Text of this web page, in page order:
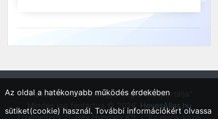
"Heves, Heves vármegyei régió állásportálja"
Minden jog fentartva © 2026. HevesAllas.hu
Üzemeltető: IT-Nav Hungary Kft. | "Az elsők közé
Az oldal a hatékonyabb működés érdekében
sütiket(cookie) használ. További információkért olvassa